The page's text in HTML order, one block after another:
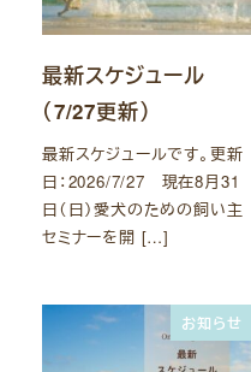
最新スケジュール
（7/27更新）
最新スケジュールです。更新
日：2026/7/27 現在8月31
日（日）愛犬のための飼い主
セミナーを開 […]
お知らせ